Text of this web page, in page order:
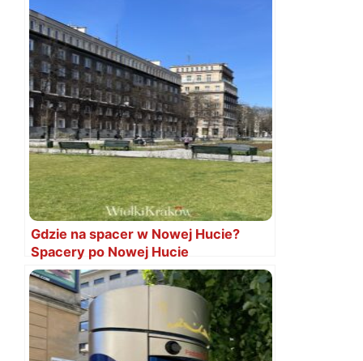
Gdzie na spacer w Nowej Hucie?
Spacery po Nowej Hucie